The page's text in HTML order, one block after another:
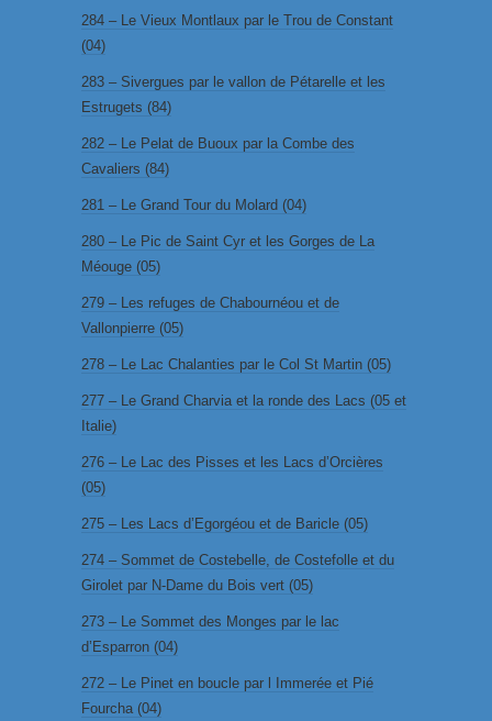
284 – Le Vieux Montlaux par le Trou de Constant
(04)
283 – Sivergues par le vallon de Pétarelle et les
Estrugets (84)
282 – Le Pelat de Buoux par la Combe des
Cavaliers (84)
281 – Le Grand Tour du Molard (04)
280 – Le Pic de Saint Cyr et les Gorges de La
Méouge (05)
279 – Les refuges de Chabournéou et de
Vallonpierre (05)
278 – Le Lac Chalanties par le Col St Martin (05)
277 – Le Grand Charvia et la ronde des Lacs (05 et
Italie)
276 – Le Lac des Pisses et les Lacs d’Orcières
(05)
275 – Les Lacs d’Egorgéou et de Baricle (05)
274 – Sommet de Costebelle, de Costefolle et du
Girolet par N-Dame du Bois vert (05)
273 – Le Sommet des Monges par le lac
d’Esparron (04)
272 – Le Pinet en boucle par l Immerée et Pié
Fourcha (04)